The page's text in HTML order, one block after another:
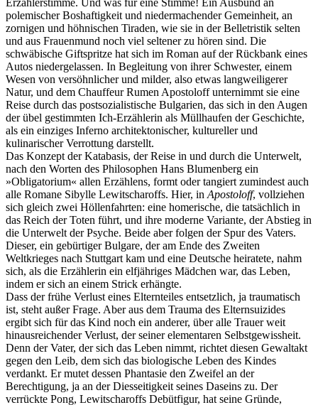
Erzählerstimme. Und was für eine Stimme! Ein Ausbund an
polemischer Boshaftigkeit und niedermachender Gemeinheit, an
zornigen und höhnischen Tiraden, wie sie in der Belletristik selten
und aus Frauenmund noch viel seltener zu hören sind. Die
schwäbische Giftspritze hat sich im Roman auf der Rückbank eines
Autos niedergelassen. In Begleitung von ihrer Schwester, einem
Wesen von versöhnlicher und milder, also etwas langweiligerer
Natur, und dem Chauffeur Rumen Apostoloff unternimmt sie eine
Reise durch das postsozialistische Bulgarien, das sich in den Augen
der übel gestimmten Ich-Erzählerin als Müllhaufen der Geschichte,
als ein einziges Inferno architektonischer, kultureller und
kulinarischer Verrottung darstellt.
Das Konzept der Katabasis, der Reise in und durch die Unterwelt,
nach den Worten des Philosophen Hans Blumenberg ein
»Obligatorium« allen Erzählens, formt oder tangiert zumindest auch
alle Romane Sibylle Lewitscharoffs. Hier, inApostoloff, vollziehen
sich gleich zwei Höllenfahrten: eine homerische, die tatsächlich in
das Reich der Toten führt, und ihre moderne Variante, der Abstieg in
die Unterwelt der Psyche. Beide aber folgen der Spur des Vaters.
Dieser, ein gebürtiger Bulgare, der am Ende des Zweiten
Weltkrieges nach Stuttgart kam und eine Deutsche heiratete, nahm
sich, als die Erzählerin ein elfjähriges Mädchen war, das Leben,
indem er sich an einem Strick erhängte.
Dass der frühe Verlust eines Elternteiles entsetzlich, ja traumatisch
ist, steht außer Frage. Aber aus dem Trauma des Elternsuizides
ergibt sich für das Kind noch ein anderer, über alle Trauer weit
hinausreichender Verlust, der seiner elementaren Selbstgewissheit.
Denn der Vater, der sich das Leben nimmt, richtet diesen Gewaltakt
gegen den Leib, dem sich das biologische Leben des Kindes
verdankt. Er mutet dessen Phantasie den Zweifel an der
Berechtigung, ja an der Diesseitigkeit seines Daseins zu. Der
verrückte Pong, Lewitscharoffs Debütfigur, hat seine Gründe,